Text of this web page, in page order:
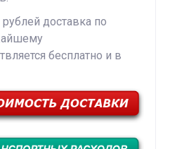
доставка по
бесплатно и в